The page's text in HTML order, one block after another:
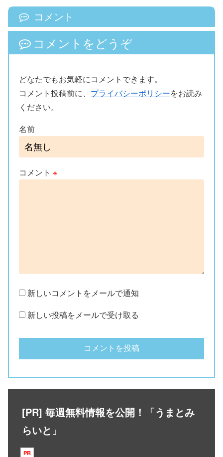
コメント
コメントをどうぞ
どなたでもお気軽にコメントできます。
コメント投稿前に、 プライバシーポリシーをお読み
ください。
名前
コメント ※
新しいコメントをメールで通知
新しい投稿をメールで受け取る
[PR] 毎週無料情報を公開！「うまとみ
らいと」